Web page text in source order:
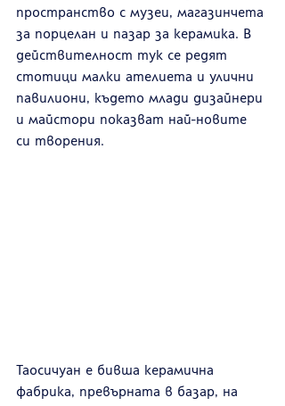
пространство с музеи, магазинчета
за порцелан и пазар за керамика. В
действителност тук се редят
стотици малки ателиета и улични
павилиони, където млади дизайнери
и майстори показват най-новите
си творения.
Таосичуан е бивша керамична
фабрика, превърната в базар, на